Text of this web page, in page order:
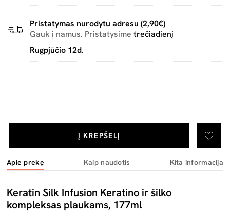
Į KREPŠELĮ
Pristatymas nurodytu adresu (2,90€)
Gauk į namus. Pristatysime trečiadienį
Rugpjūčio 12d.
Apie prekę Kaip naudotis Kita informacija
Keratin Silk Infusion Keratino ir šilko
kompleksas plaukams, 177ml